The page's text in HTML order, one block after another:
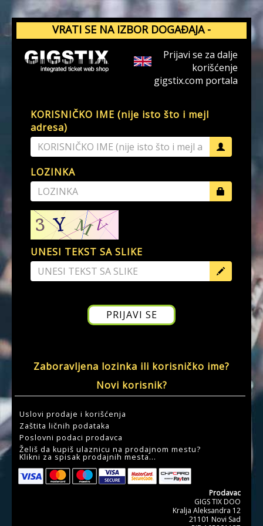
VRATI SE NA IZBOR DOGAĐAJA -
Prijavi se za dalje
korišćenje
gigstix.com portala
KORISNIČKO IME (nije isto što i mejl
adresa)
LOZINKA
UNESI TEKST SA SLIKE
Zaboravljena lozinka ili korisničko ime?
Novi korisnik?
Uslovi prodaje i korišćenja
Zaštita ličnih podataka
Poslovni podaci prodavca
Želiš da kupiš ulaznicu na prodajnom mestu?
Klikni za spisak prodajnih mesta...
Prodavac
GIGS TIX DOO
Kralja Aleksandra 12
21101 Novi Sad